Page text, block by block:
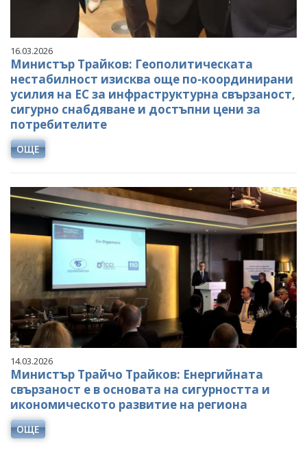
16.03.2026
Министър Трайков: Геополитическата
нестабилност изисква още по-координирани
усилия на ЕС за инфраструктурна свързаност,
сигурно снабдяване и достъпни цени за
потребителите
ОЩЕ
14.03.2026
Министър Трайчо Трайков: Енергийната
свързаност е в основата на сигурността и
икономическото развитие на региона
ОЩЕ